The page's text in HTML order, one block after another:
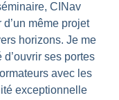
CINav
même projet
horizons. Je me
ses portes
avec les
exceptionnelle